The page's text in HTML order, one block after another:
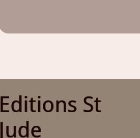
Editions St
Jude